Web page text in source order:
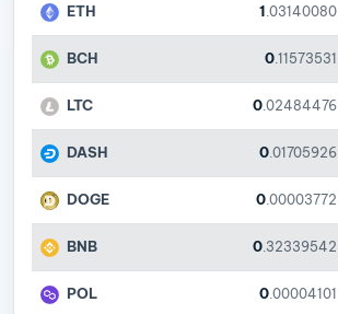
ETH 1 .03140080
BCH 0 .11573531
LTC 0 .02484476
DASH 0 .01705926
DOGE 0 .00003772
BNB 0 .32339542
POL 0 .00004101